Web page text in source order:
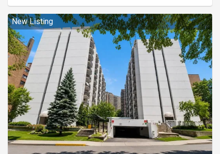
Place Simpson Situé au 10 étage, ce superbe condo
3 ½ entièrement rénové constitue une excellente
New Listing